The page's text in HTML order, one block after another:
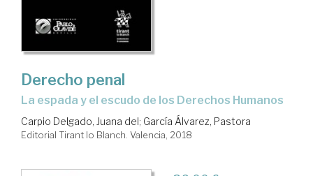
Derecho penal
la espada y el escudo de los Derechos Humanos
Carpio Delgado, Juana del; García Álvarez, Pastora
Editorial Tirant lo Blanch. Valencia, 2018